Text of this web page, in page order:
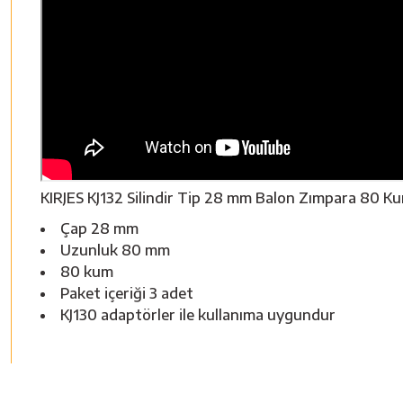
KIRJES KJ132 Silindir Tip 28 mm Balon Zımpara 80
Çap 28 mm
Uzunluk 80 mm
80 kum
Paket içeriği 3 adet
KJ130 adaptörler ile kullanıma uygundur